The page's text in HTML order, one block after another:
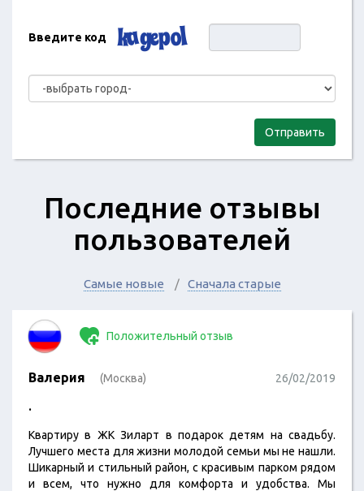
Введите код
Отправить
Последние отзывы
пользователей
Самые новые Сначала старые
Положительный отзыв
Валерия (Москва) 26/02/2019
.
Квартиру в ЖК Зиларт в подарок детям на свадьбу.
Лучшего места для жизни молодой семьи мы не нашли.
Шикарный и стильный район, с красивым парком рядом
и всем, что нужно для комфорта и удобства. Мы